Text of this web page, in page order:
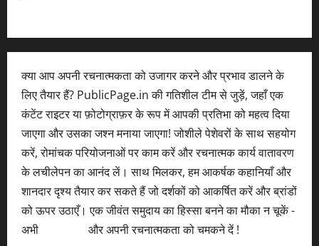
क्या आप अपनी रचनात्मकता को उजागर करने और प्रभाव डालने के
लिए तैयार हैं? PublicPage.in की गतिशील टीम से जुड़ें, जहाँ एक
कंटेंट राइटर या फ़ोटोग्राफ़र के रूप में आपकी प्रतिभा को महत्व दिया
जाएगा और उसका जश्न मनाया जाएगा! जोशीले पेशेवरों के साथ सहयोग
करें, रोमांचक परियोजनाओं पर काम करें और रचनात्मक कार्य वातावरण
के लचीलेपन का आनंद लें। साथ मिलकर, हम आकर्षक कहानियाँ और
शानदार दृश्य तैयार कर सकते हैं जो दर्शकों को आकर्षित करें और ब्रांडों
को ऊपर उठाएँ। एक जीवंत समुदाय का हिस्सा बनने का मौका न चूकें -
अभी
और अपनी रचनात्मकता को चमकने दें !